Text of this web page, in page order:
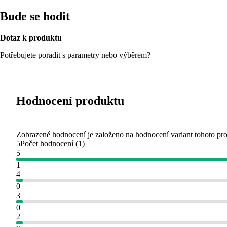
Bude se hodit
Dotaz k produktu
Potřebujete poradit s parametry nebo výběrem?
Hodnocení produktu
Zobrazené hodnocení je založeno na hodnocení variant tohoto
5Počet hodnocení(1)
5
1
4
0
3
0
2